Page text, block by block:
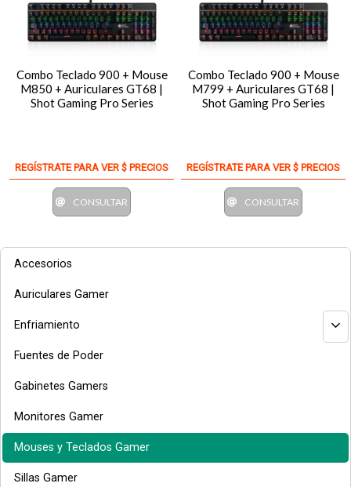
Accesorios
Auriculares Gamer
Enfriamiento
Fuentes de Poder
Gabinetes Gamers
Monitores Gamer
Mouses y Teclados Gamer
Sillas Gamer
Combo Teclado 900 + Mouse
M850 + Auriculares GT68 |
Shot Gaming Pro Series
REGÍSTRATE PARA VER $ PRECIOS
CONSULTAR
Combo Teclado 900 + Mouse
M799 + Auriculares GT68 |
Shot Gaming Pro Series
REGÍSTRATE PARA VER $ PRECIOS
CONSULTAR